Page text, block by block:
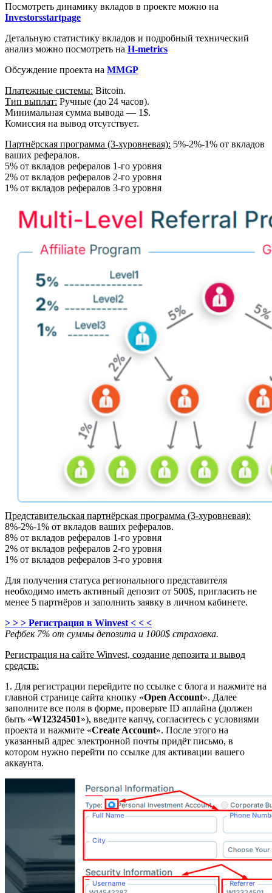
Посмотреть динамику вкладов в проекте можно на
Investorsstartpage
Детальную статистику вкладов и подробный технический
анализ можно посмотреть на H-metrics
Обсуждение проекта на MMGP
Платежные системы: Bitcoin.
Тип выплат: Ручные (до 24 часов).
Минимальная сумма вывода — 1$.
Комиссия на вывод отсутствует.
Партнёрская программа (3-хуровневая): 5%-2%-1% от вкладов
ваших рефералов.
5% от вкладов рефералов 1-го уровня
2% от вкладов рефералов 2-го уровня
1% от вкладов рефералов 3-го уровня
Представительская партнёрская программа (3-хуровневая):
8%-2%-1% от вкладов ваших рефералов.
8% от вкладов рефералов 1-го уровня
2% от вкладов рефералов 2-го уровня
1% от вкладов рефералов 3-го уровня
Для получения статуса регионального представителя
необходимо иметь активный депозит от 500$, пригласить не
менее 5 партнёров и заполнить заявку в личном кабинете.
> > > Регистрация в Winvest < < <
Рефбек 7% от суммы депозита и 1000$ страховка.
Регистрация на сайте Winvest, создание депозита и вывод
средств:
1. Для регистрации перейдите по ссылке с блога и нажмите на
главной странице сайта кнопку «Open Account». Далее
заполните все поля в форме, проверьте ID аплайна (должен
быть «W12324501»), введите капчу, согласитесь с условиями
проекта и нажмите «Create Account». После этого на
указанный адрес электронной почты придёт письмо, в
котором нужно перейти по ссылке для активации вашего
аккаунта.